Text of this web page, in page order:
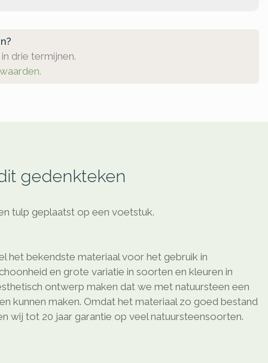
drie termijnen.
gedenkteken
tulp geplaatst op een voetstuk.
het bekendste materiaal voor het gebruik in
en grote variatie in soorten en kleuren in
ontwerp maken dat we met natuursteen een
kunnen maken. Omdat het materiaal zo goed bestand
wij tot 20 jaar garantie op veel natuursteensoorten.